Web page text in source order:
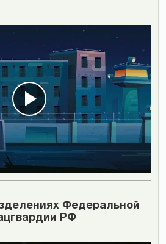
Федеральной
РФ